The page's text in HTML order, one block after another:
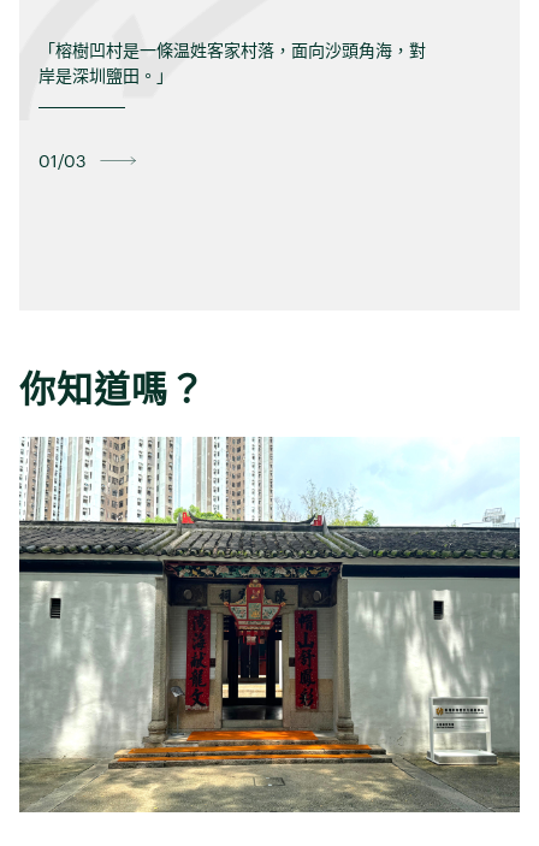
「榕樹凹村是一條温姓客家村落，面向沙頭角海，對
岸是深圳鹽田。」
01/03
你知道嗎？